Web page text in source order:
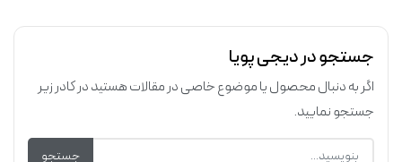
جستجو در دیجی پویا
اگر به دنبال محصول یا موضوع خاصی در مقالات هستید در کادر زیر
جستجو نمایید.
جستجو